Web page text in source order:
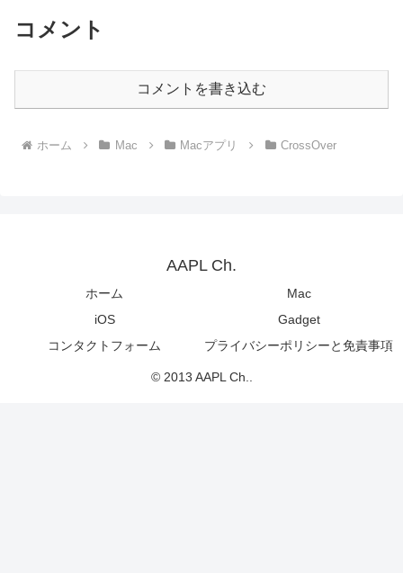
コメント
コメントを書き込む
ホーム Mac Macアプリ CrossOver
AAPL Ch.
ホーム
Mac
iOS
Gadget
コンタクトフォーム
プライバシーポリシーと免責事項
© 2013 AAPL Ch..